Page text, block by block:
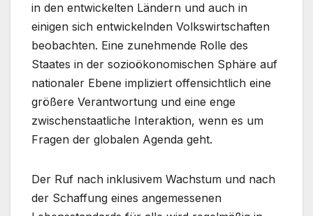
in den entwickelten Ländern und auch in
einigen sich entwickelnden Volkswirtschaften
beobachten. Eine zunehmende Rolle des
Staates in der sozioökonomischen Sphäre auf
nationaler Ebene impliziert offensichtlich eine
größere Verantwortung und eine enge
zwischenstaatliche Interaktion, wenn es um
Fragen der globalen Agenda geht.
Der Ruf nach inklusivem Wachstum und nach
der Schaffung eines angemessenen